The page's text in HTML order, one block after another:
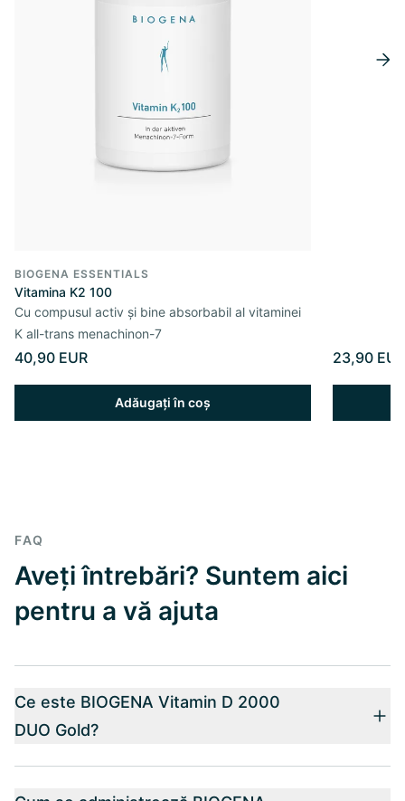
BIOGENA ESSENTIALS
Vitamina K2 100
Cu compusul activ și bine absorbabil al vitaminei
K all-trans menachinon-7
40,90 EUR
Adăugați în coș
23,90 EUR
FAQ
Aveți întrebări? Suntem aici
pentru a vă ajuta
Ce este BIOGENA Vitamin D 2000
DUO Gold?